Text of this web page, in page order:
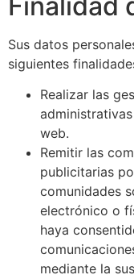
Sus datos
siguientes
Realizar las
web.
Remitir las
publicitarias
comunidades
electrónico o
haya
mediante la